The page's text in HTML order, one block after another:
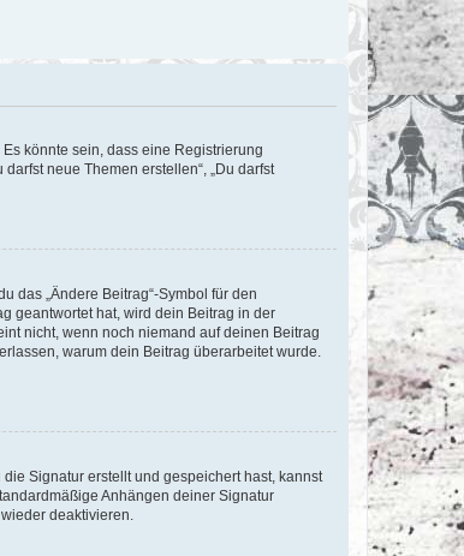
könnte sein, dass eine Registrierung
neue Themen erstellen“, „Du darfst
das „Ändere Beitrag“-Symbol für den
geantwortet hat, wird dein Beitrag in der
nicht, wenn noch niemand auf deinen Beitrag
warum dein Beitrag überarbeitet wurde.
Signatur erstellt und gespeichert hast, kannst
Anhängen deiner Signatur
deaktivieren.